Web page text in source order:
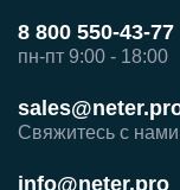
8 800 550-43-77
пн-пт 9:00 - 18:00
Свяжитесь с нами
info@neter.pro